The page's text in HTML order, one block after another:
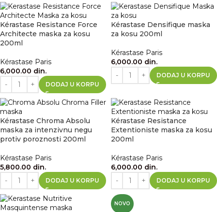
Kérastase Resistance Force
Architecte maska za kosu
200ml
Kérastase Paris
6,000.00 din.
DODAJ U KORPU
Kérastase Densifique maska
za kosu 200ml
Kérastase Paris
6,000.00 din.
DODAJ U KORPU
Kérastase Chroma Absolu
maska za intenzivnu negu
protiv poroznosti 200ml
Kérastase Paris
5,800.00 din.
DODAJ U KORPU
Kérastase Resistance
Extentioniste maska za kosu
200ml
Kérastase Paris
6,000.00 din.
DODAJ U KORPU
NOVO